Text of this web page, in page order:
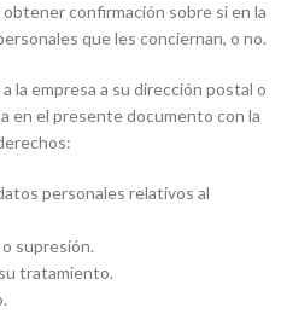
confirmación sobre si en la
que les conciernan, o no.
la empresa a su dirección postal o
en el presente documento con la
personales relativos al
supresión.
tratamiento.